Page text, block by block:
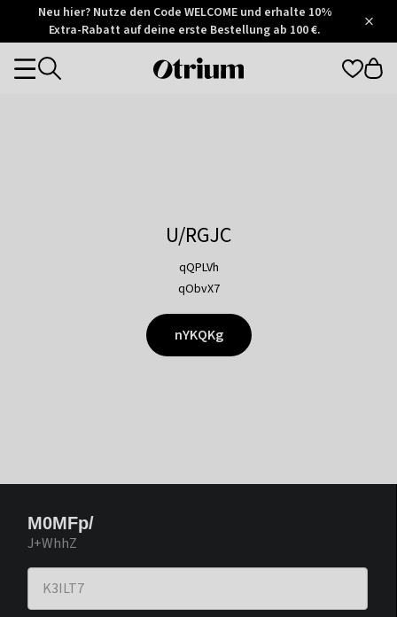
Otrium
Trustpilot
Neu hier? Nutze den Code WELCOME und erhalte 10%
Extra-Rabatt auf deine erste Bestellung ab 100 €.
Otrium
Categories
U/RGJC
qQPLVh
qObvX7
nYKQKg
M0MFp/
J+WhhZ